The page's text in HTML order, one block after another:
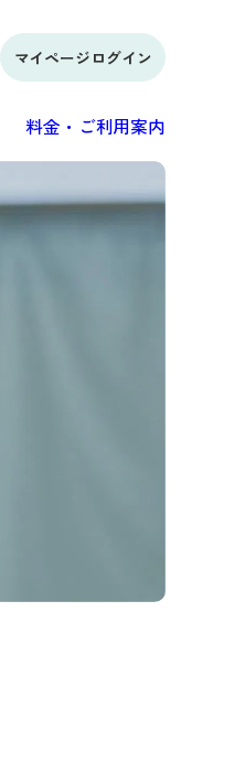
マイページログイン
料金・ご利用案内